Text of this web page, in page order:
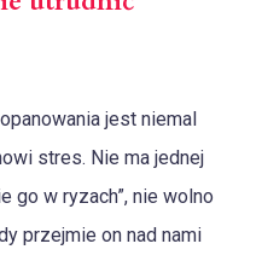
jest niemal
stres. Nie ma jednej
go w ryzach”, nie wolno
przejmie on nad nami